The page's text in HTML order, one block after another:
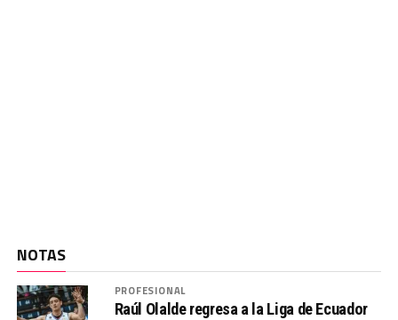
NOTAS
PROFESIONAL
Raúl Olalde regresa a la Liga de Ecuador